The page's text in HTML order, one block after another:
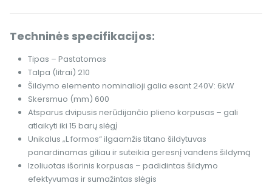
Techninės specifikacijos:
Tipas – Pastatomas
Talpa (litrai) 210
Šildymo elemento nominalioji galia esant 240V: 6kW
Skersmuo (mm) 600
Atsparus dvipusis nerūdijančio plieno korpusas – gali
atlaikyti iki 15 barų slėgį
Unikalus „L formos“ ilgaamžis titano šildytuvas
panardinamas giliau ir suteikia geresnį vandens šildymą
Izoliuotas išorinis korpusas – padidintas šildymo
efektyvumas ir sumažintas slėgis